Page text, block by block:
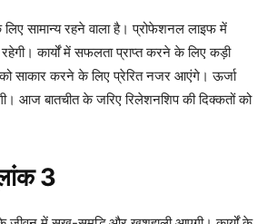
सामान्य रहने वाला है। प्रोफेशनल लाइफ में
रहेगी। कार्यों में सफलता प्राप्त करने के लिए कड़ी
साकार करने के लिए प्रेरित नजर आएंगे। ऊर्जा
आज बातचीत के जरिए रिलेशनशिप की दिक्कतों को
3